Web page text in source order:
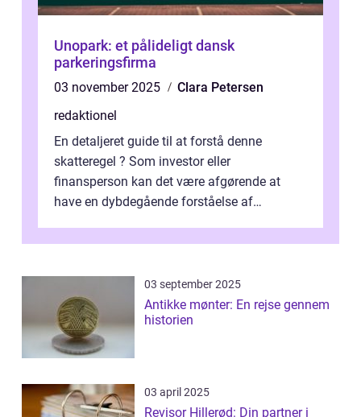
Unopark: et pålideligt dansk
parkeringsfirma
03 november 2025
Clara Petersen
redaktionel
En detaljeret guide til at forstå denne
skatteregel ? Som investor eller
finansperson kan det være afgørende at
have en dybdegående forståelse af
personfradrag. P...
03 september 2025
Antikke mønter: En rejse gennem
historien
03 april 2025
Revisor Hillerød: Din partner i